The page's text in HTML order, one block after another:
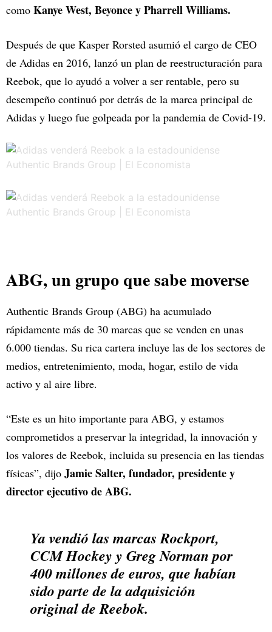
como Kanye West, Beyonce y Pharrell Williams.
Después de que Kasper Rorsted asumió el cargo de CEO
de Adidas en 2016, lanzó un plan de reestructuración para
Reebok, que lo ayudó a volver a ser rentable, pero su
desempeño continuó por detrás de la marca principal de
Adidas y luego fue golpeada por la pandemia de Covid-19.
ABG, un grupo que sabe moverse
Authentic Brands Group (ABG) ha acumulado
rápidamente más de 30 marcas que se venden en unas
6.000 tiendas. Su rica cartera incluye las de los sectores de
medios, entretenimiento, moda, hogar, estilo de vida
activo y al aire libre.
“Este es un hito importante para ABG, y estamos
comprometidos a preservar la integridad, la innovación y
los valores de Reebok, incluida su presencia en las tiendas
físicas”, dijo Jamie Salter, fundador, presidente y
director ejecutivo de ABG.
Ya vendió las marcas Rockport,
CCM Hockey y Greg Norman por
400 millones de euros, que habían
sido parte de la adquisición
original de Reebok.